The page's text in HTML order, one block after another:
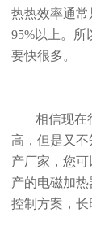
热热效率通常
95%以上。
要快很多。
相信现在
高，但是又
产厂家，您
产的电磁加
控制方案，长